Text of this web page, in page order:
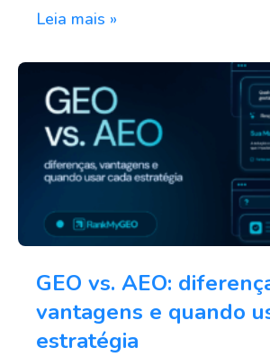
Leia mais »
GEO vs. AEO:
vantagens e quando
estratégia